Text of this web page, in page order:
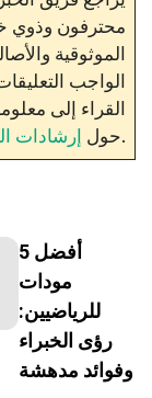
محترفون وذوي
الموثوقية
الواجب
القراء إلى
حول إرشادات .
أفضل 5
مودات
للرياضيين:
رؤى الخبراء
وفوائد مدهشة